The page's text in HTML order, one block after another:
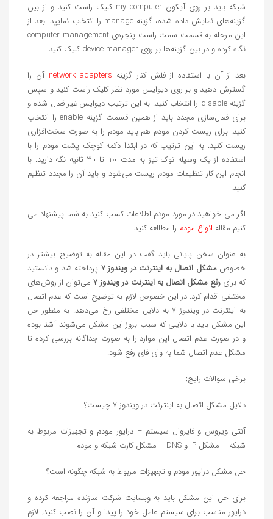
شبکه باید بر روی آیکون my computer کلیک راست کنید و از بین
گزینه‌های نمایش داده شده، گزینه manage را انتخاب نمایید. بعد از
این مرحله به قسمت سمت راست پنجره‌ی computer management
نگاه کرده و در بین گزینه‌ها بر روی device manager کلیک کنید.
بعد از آن با استفاده از فلش کنار گزینه network adapters آن را
گسترش دهید و بر روی دیوایس مورد نظر کلیک راست کنید و سپس
گزینه disable را انتخاب کنید. به این ترتیب دیوایس غیر فعال شده و
برای فعال‌سازی مجدد باید از همین قسمت گزینه enable را انتخاب
کنید. برای ریست کردن مودم هم باید مودم را به صورت سخت‌افزاری
ریست کنید. به این ترتیب که در ابتدا دکمه کوچک پشت مودم را با
استفاده از یک وسیله نوک تیز به مدت 10 تا 30 ثانیه نگه دارید. با
انجام این کار تنظیمات مودم ریست می‌شود و باید آن را مجدد تنظیم
کنید.
اگر می خواهید در مورد مودم اطلاعات کسب کنید به شما پیشنهاد می
کنیم مقاله انواع مودم را مطالعه کنید.
به عنوان سخن پایانی باید گفت در این مقاله به توضیح بیشتر در
خصوصمشکل اتصال به اینترنت در ویندوز 7
پرداخته شد و دانستید
که برایرفع مشکل اتصال به اینترنت در ویندوز ۷ می‌توان از روش‌های
مختلفی اقدام کرد. در این خصوص لازم به توضیح است که عدم اتصال
به اینترنت در ویندوز 7 به دلایل مختلفی رخ می‌دهد. به منظور حل
این مشکل باید با دلایلی که سبب بروز این مشکل می‌شوند آشنا بوده
و در صورت عدم اتصال این موارد را به صورت جداگانه بررسی کرده تا
مشکل عدم اتصال شما به وای فای رفع شود.
برخی سوالات رایج:
دلایل مشکل اتصال به اینترنت در ویندوز ۷ چیست؟
آنتی ویروس و فایروال سیستم – درایور مودم و تجهیزات مربوط به
شبکه – مشکل IP و DNS – مشکل کارت شبکه و مودم
حل مشکل درایور مودم و تجهیزات مربوط به شبکه چگونه است؟
برای حل این مشکل باید به وبسایت شرکت سازنده مراجعه کرده و
درایور مناسب برای سیستم عامل خود را پیدا و آن را نصب کنید. لازم